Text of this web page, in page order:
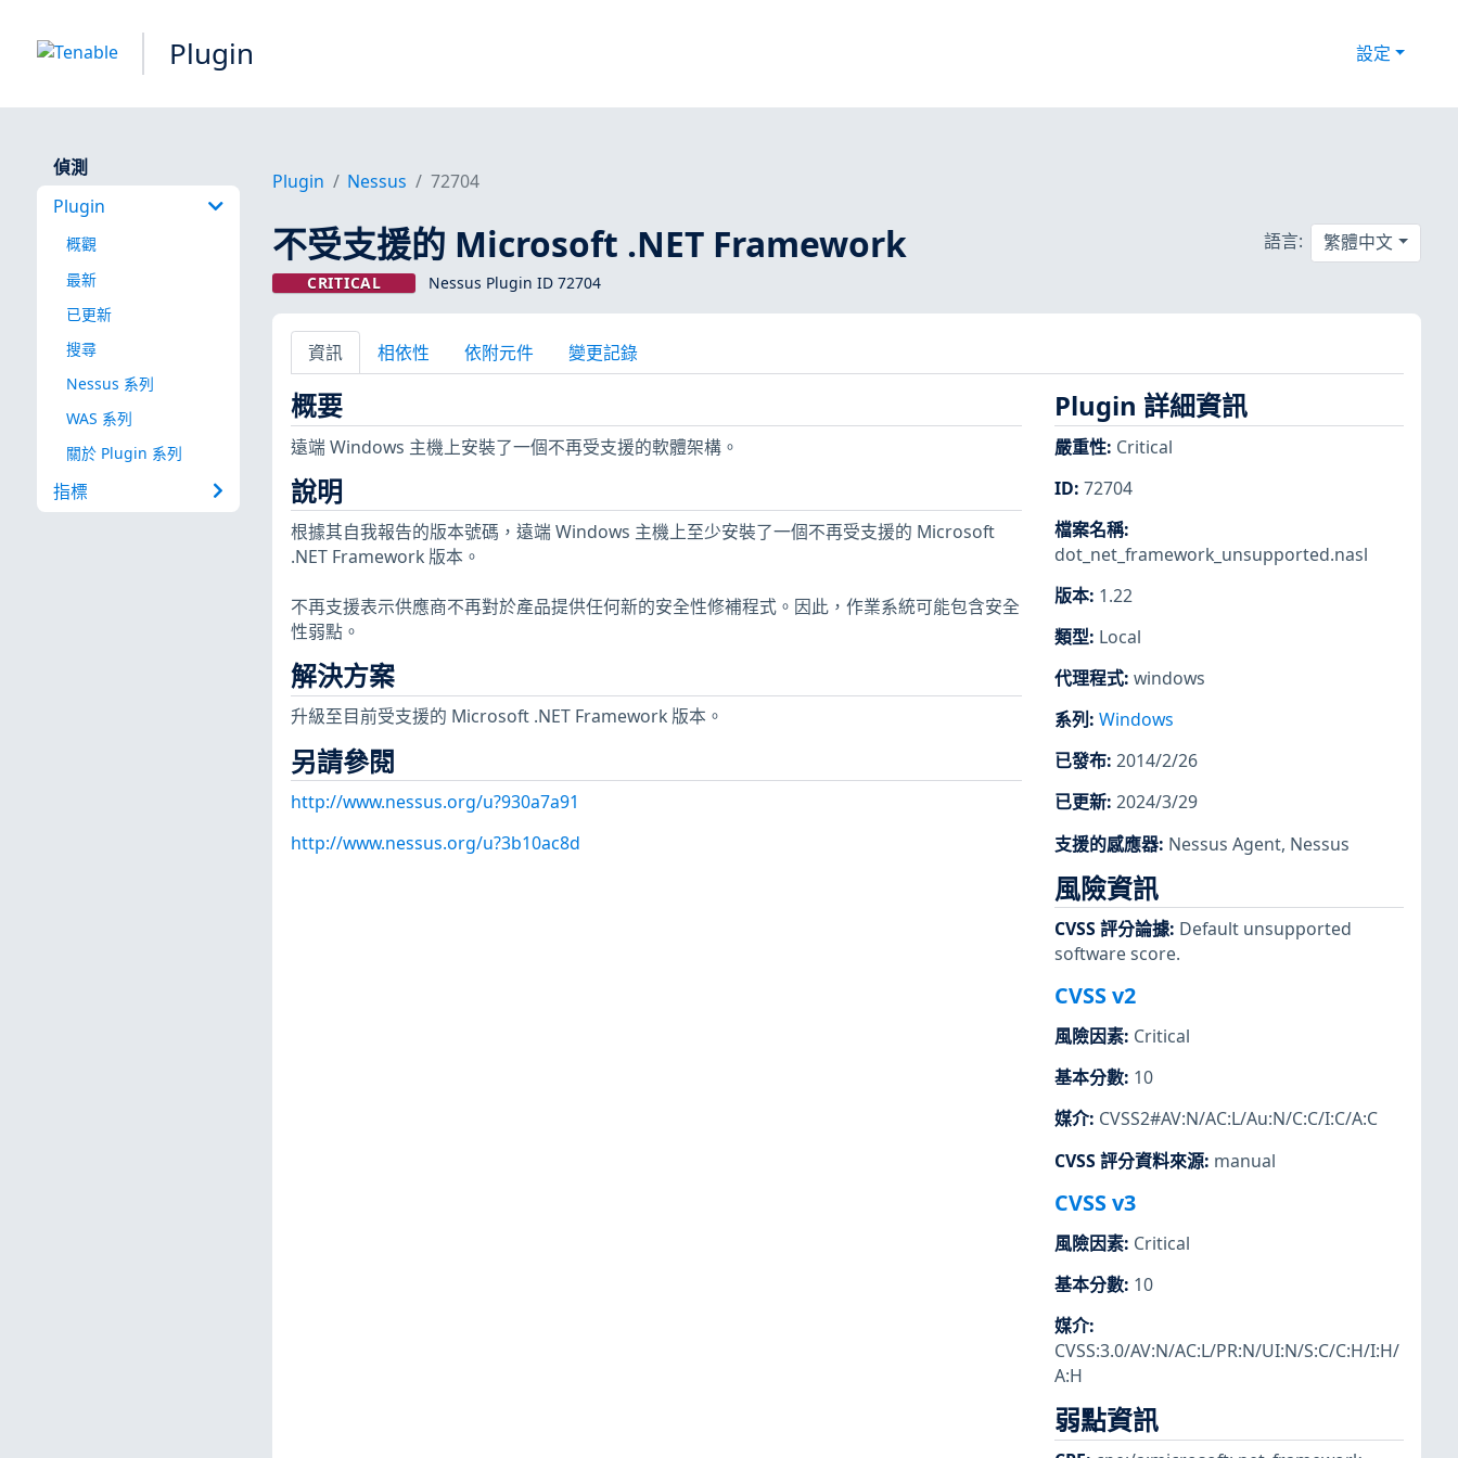
Plugin 設定
偵測
Plugin
概觀
最新
已更新
搜尋
Nessus 系列
WAS 系列
關於 Plugin 系列
指標
Plugin Nessus 72704
不受支援的 Microsoft .NET Framework
CRITICAL Nessus Plugin ID 72704
語言: 繁體中文
資訊 相依性 依附元件 變更記錄
概要
遠端 Windows 主機上安裝了一個不再受支援的軟體架構。
說明
根據其自我報告的版本號碼，遠端 Windows 主機上至少安裝了一個不再受支援的 Microsoft
.NET Framework 版本。
不再支援表示供應商不再對於產品提供任何新的安全性修補程式。因此，作業系統可能包含安全
性弱點。
解決方案
升級至目前受支援的 Microsoft .NET Framework 版本。
另請參閱
http://www.nessus.org/u?930a7a91
http://www.nessus.org/u?3b10ac8d
Plugin 詳細資訊
嚴重性: Critical
ID: 72704
檔案名稱:
dot_net_framework_unsupported.nasl
版本: 1.22
類型: Local
代理程式: windows
系列 : Windows
已發布: 2014/2/26
已更新: 2024/3/29
支援的感應器: Nessus Agent, Nessus
風險資訊
CVSS 評分論據: Default unsupported
software score.
CVSS v2
風險因素: Critical
基本分數: 10
媒介: CVSS2#AV:N/AC:L/Au:N/C:C/I:C/A:C
CVSS 評分資料來源: manual
CVSS v3
風險因素: Critical
基本分數: 10
媒介:
CVSS:3.0/AV:N/AC:L/PR:N/UI:N/S:C/C:H/I:H/
A:H
弱點資訊